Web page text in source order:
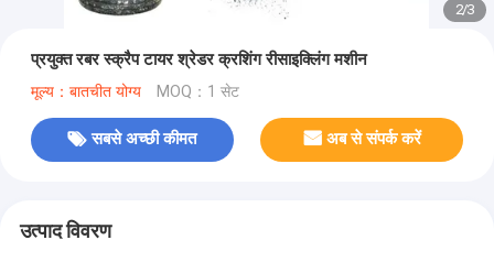
2/3
प्रयुक्त रबर स्क्रैप टायर श्रेडर क्रशिंग रीसाइक्लिंग मशीन
मूल्य：बातचीत योग्य MOQ：1 सेट
सबसे अच्छी कीमत अब से संपर्क करें
उत्पाद विवरण